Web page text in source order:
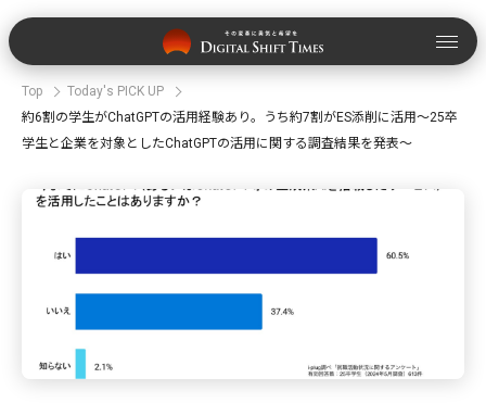
Top
Today's PICK UP
約6割の学生がChatGPTの活用経験あり。うち約7割がES添削に活用〜25卒
学生と企業を対象としたChatGPTの活用に関する調査結果を発表〜